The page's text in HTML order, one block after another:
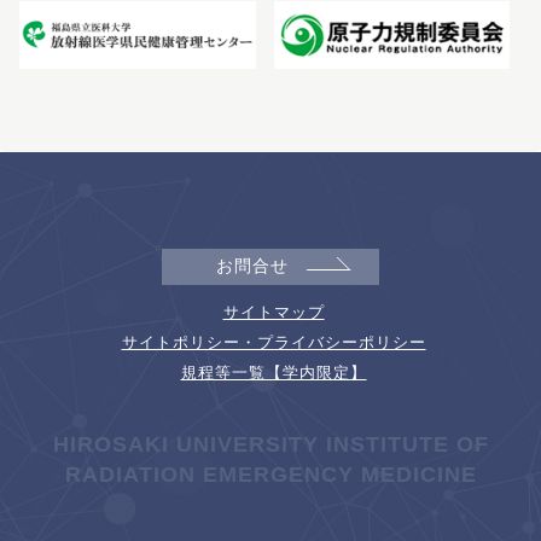
お問合せ
サイトマップ
サイトポリシー・プライバシーポリシー
規程等一覧【学内限定】
HIROSAKI UNIVERSITY INSTITUTE OF
RADIATION EMERGENCY MEDICINE